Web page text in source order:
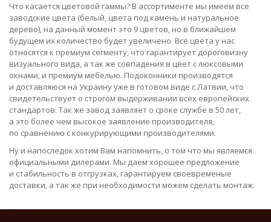
Что касается цветовой гаммы? В ассортименте мы имеем все
заводские цвета (белый, цвета под камень и натуральное
дерево), на данный момент это 9 цветов, но в ближайшем
будущем их количество будет увеличено. Все цвета у нас
относятся к премиум сегменту, что гарантирует дороговизну
визуального вида, а так же совпадения в цвет с люксовыми
окнами, и премиум мебелью. Подоконники производятся
и доставляюся на Украину уже в готовом виде с Латвии, что
свидетельствует о строгом выдерживании всех европейских
стандартов. Так же завод заявляет о сроке службе в 50 лет,
а это более чем высокое заявление производителя,
по сравнению с конкурирующими производителями.
Ну и напоследок хотим Вам напомнить, о том что мы являемся
официальными дилерами. Мы даем хорошее предложение
и стабильность в отгрузках, гарантируем своевременые
доставки, а так же при необходимости можем сделать монтаж.